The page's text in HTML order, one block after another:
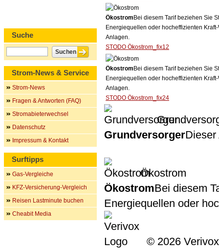
Ökostrom Bei diesem Tarif beziehen Sie
Energiequellen oder hocheffizienten
Anlagen.
STODO Ökostrom_fix12
Ökostrom Bei diesem Tarif beziehen Sie
Energiequellen oder hocheffizienten
Anlagen.
STODO Ökostrom_fix24
GrundversorgerDieser
Ökostrom
ÖkostromBei diesem
Energiequellen oder
© 2026
Suche
Strom-News & Service
Strom-News
Fragen & Antworten (FAQ)
Stromabieterwechsel
Datenschutz
Impressum & Kontakt
Surftipps
Gas-Vergleiche
KFZ-Versicherung-Vergleich
Reisen Lastminute buchen
Cheabit Media